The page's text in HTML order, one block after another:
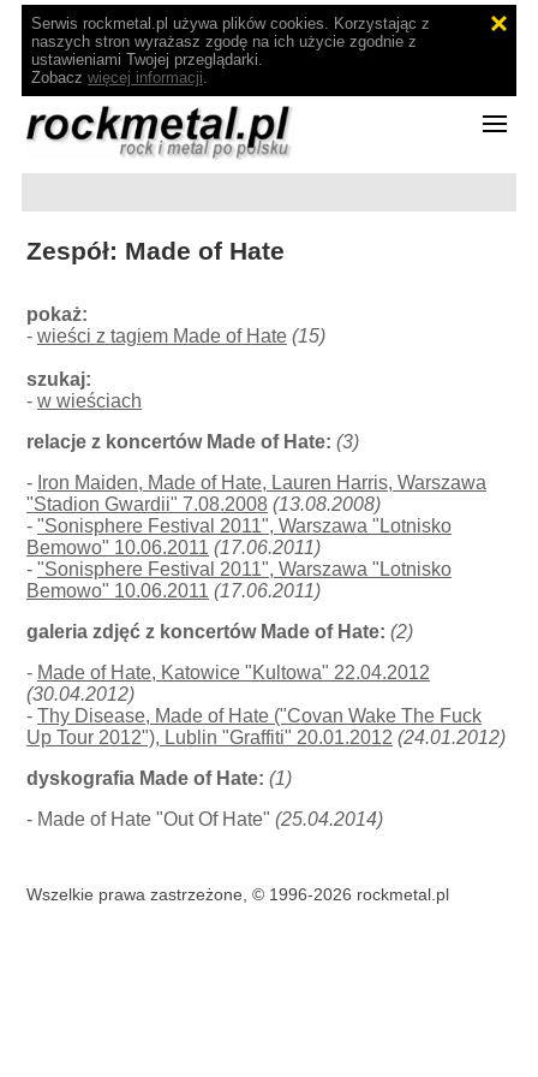
Serwis rockmetal.pl używa plików cookies. Korzystając z
naszych stron wyrażasz zgodę na ich użycie zgodnie z
ustawieniami Twojej przeglądarki.
Zobacz więcej informacji.
Zespół: Made of Hate
pokaż:
-wieści z tagiem Made of Hate (15)
szukaj:
-w wieściach
relacje z koncertów Made of Hate: (3)
- Iron Maiden, Made of Hate, Lauren Harris, Warszawa
"Stadion Gwardii" 7.08.2008 (13.08.2008)
-"Sonisphere Festival 2011", Warszawa "Lotnisko
Bemowo" 10.06.2011 (17.06.2011)
-"Sonisphere Festival 2011", Warszawa "Lotnisko
Bemowo" 10.06.2011 (17.06.2011)
galeria zdjęć z koncertów Made of Hate: (2)
- Made of Hate, Katowice "Kultowa" 22.04.2012
(30.04.2012)
-Thy Disease, Made of Hate ("Covan Wake The Fuck
Up Tour 2012"), Lublin "Graffiti" 20.01.2012 (24.01.2012)
dyskografia Made of Hate: (1)
- Made of Hate "Out Of Hate"(25.04.2014)
Wszelkie prawa zastrzeżone, © 1996-2026 rockmetal.pl